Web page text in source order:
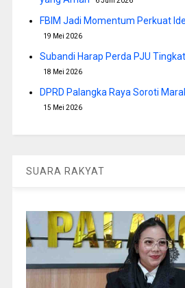
FBIM Jadi Momentum Perkuat
19 Mei 2026
Subandi Harap Perda PJU
18 Mei 2026
DPRD Palangka Raya Soroti
15 Mei 2026
SUARA RAKYAT